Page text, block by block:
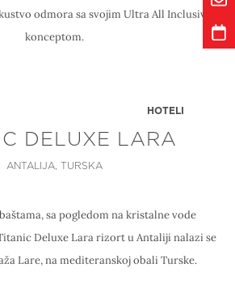
odmora sa svojim Ultra All Inclusive
konceptom.
HOTELI
DELUXE LARA
ANTALIJA, TURSKA
sa pogledom na kristalne vode
Deluxe Lara rizort u Antaliji nalazi se
Lare, na mediteranskoj obali Turske.